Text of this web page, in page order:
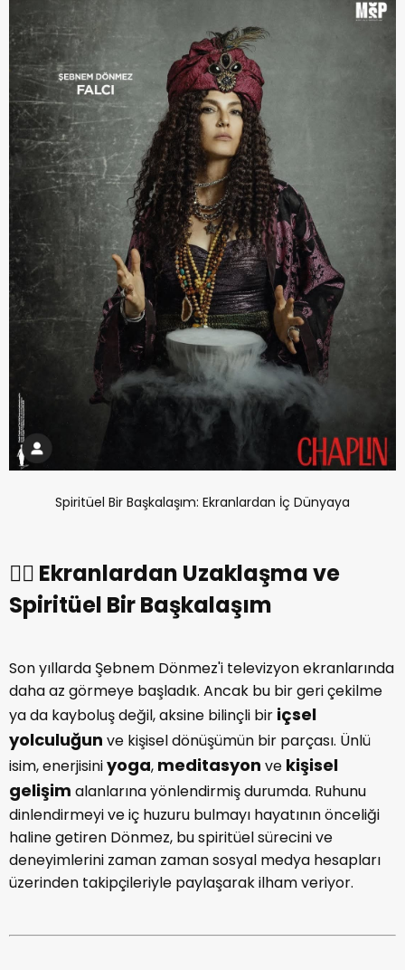
Spiritüel Bir Başkalaşım: Ekranlardan İç Dünyaya
🧘‍♀️ Ekranlardan Uzaklaşma ve
Spiritüel Bir Başkalaşım
Son yıllarda Şebnem Dönmez'i televizyon ekranlarında
daha az görmeye başladık. Ancak bu bir geri çekilme
ya da kayboluş değil, aksine bilinçli bir içsel
yolculuğun ve kişisel dönüşümün bir parçası. Ünlü
isim, enerjisiniyoga, meditasyon ve kişisel
gelişim alanlarına yönlendirmiş durumda. Ruhunu
dinlendirmeyi ve iç huzuru bulmayı hayatının önceliği
haline getiren Dönmez, bu spiritüel sürecini ve
deneyimlerini zaman zaman sosyal medya hesapları
üzerinden takipçileriyle paylaşarak ilham veriyor.